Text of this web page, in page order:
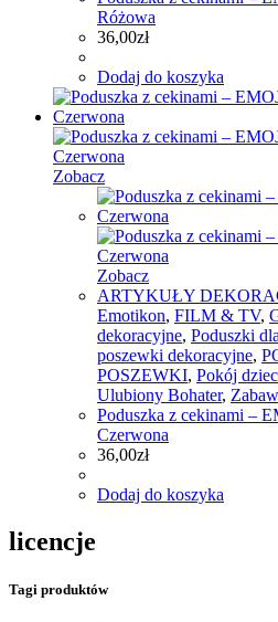
Różowa
36,00zł
Dodaj do koszyka
Zobacz
Zobacz
ARTYKUŁY
Emotikon, FILM & TV,
dekoracyjne, Poduszki
poszewki dekoracyjne,
POSZEWKI, Pokój
Ulubiony Bohater,
Poduszka z cekinami –
Czerwona
36,00zł
Dodaj do koszyka
licencje
Tagi produktów